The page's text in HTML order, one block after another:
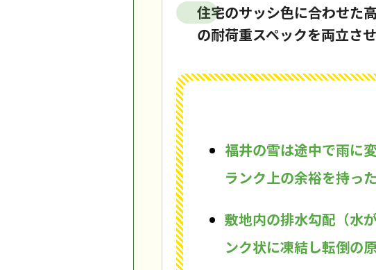
住宅のサッシ色に合わせた
の耐荷重スペックを両立させ
福井の雪は途中で雨に
ランク上の余裕を持っ
敷地内の排水勾配（水
ンク状に凍結し転倒の